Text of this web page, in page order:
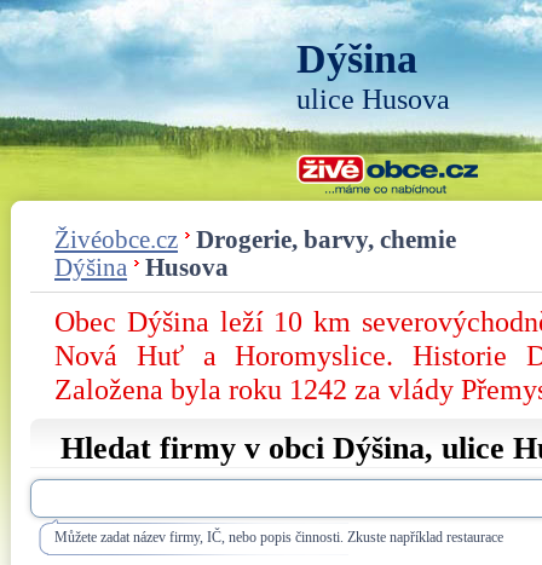
Dýšina
ulice Husova
Živéobce.cz
Drogerie, barvy, chemie
Dýšina
Husova
Obec Dýšina leží 10 km
Nová Huť a Horomyslice. Historie
Založena byla roku 1242 za vlády
Hledat firmy v obci Dýšina, ulice
Můžete zadat název firmy, IČ, nebo popis činnosti. Zkuste například restaurace